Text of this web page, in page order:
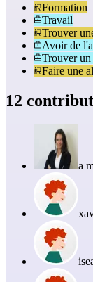
Formation
Travail
Trouver
Avoir de
Trouver
Faire une
12
a